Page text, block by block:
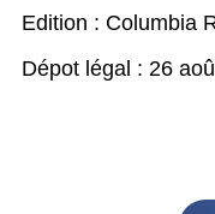
Edition : Columbia
Dépot légal : 26